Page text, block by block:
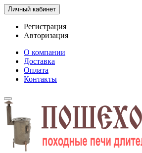
Личный кабинет
Регистрация
Авторизация
О компании
Доставка
Оплата
Контакты